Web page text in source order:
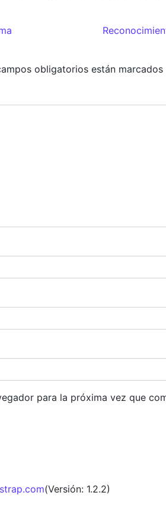
obligatorios están marcados
para la próxima vez que
(Versión: 1.2.2)